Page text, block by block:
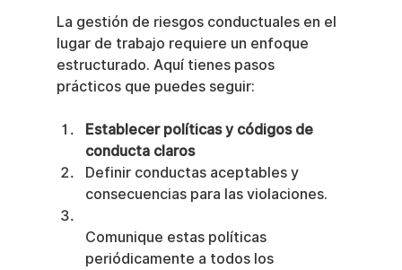
La gestión de riesgos conductuales en el
lugar de trabajo requiere un enfoque
estructurado. Aquí tienes pasos
prácticos que puedes seguir:
Establecer políticas y códigos de
conducta claros
Definir conductas aceptables y
consecuencias para las violaciones.
Comunique estas políticas
periódicamente a todos los